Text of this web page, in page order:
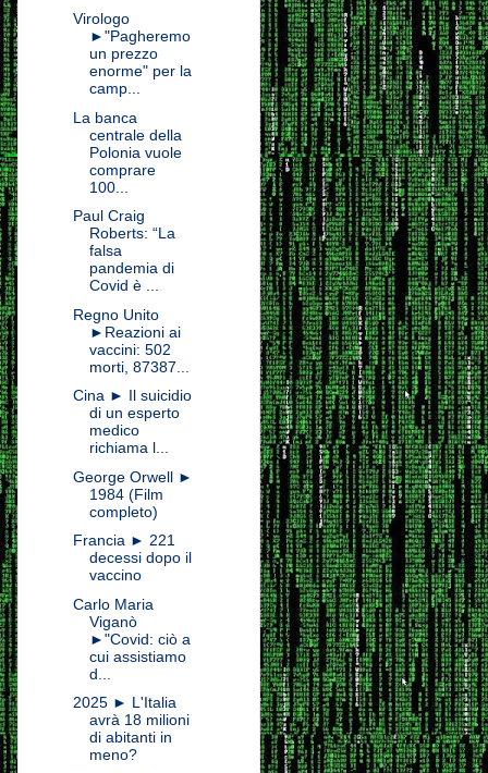
Virologo
►"Pagheremo
un prezzo
enorme" per la
camp...
La banca
centrale della
Polonia vuole
comprare
100...
Paul Craig
Roberts: “La
falsa
pandemia di
Covid è ...
Regno Unito
►Reazioni ai
vaccini: 502
morti, 87387...
Cina ► Il suicidio
di un esperto
medico
richiama l...
George Orwell ►
1984 (Film
completo)
Francia ► 221
decessi dopo il
vaccino
Carlo Maria
Viganò
►"Covid: ciò a
cui assistiamo
d...
2025 ► L'Italia
avrà 18 milioni
di abitanti in
meno?